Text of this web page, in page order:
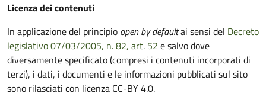
Licenza dei contenuti
In applicazione del principio open by defaultai sensi del Decreto
legislativo 07/03/2005, n. 82, art. 52 e salvo dove
diversamente specificato (compresi i contenuti incorporati di
terzi), i dati, i documenti e le informazioni pubblicati sul sito
sono rilasciati con licenza CC-BY 4.0.